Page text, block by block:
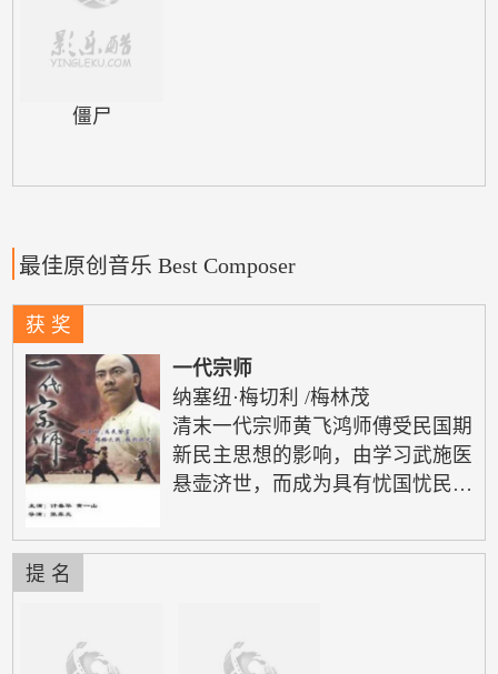
僵尸
最佳原创音乐 Best Composer
获 奖
一代宗师
纳塞纽·梅切利 /梅林茂
清末一代宗师黄飞鸿师傅受民国期
新民主思想的影响，由学习武施医
悬壶济世，而成为具有忧国忧民思
朝庭腐败无能，民不聊生，官逼民
他们脱了险。没过多久，被清兵以
提 名